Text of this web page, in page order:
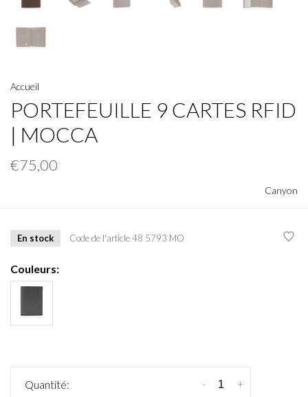
Accueil
PORTEFEUILLE 9 CARTES RFID
| MOCCA
€75,00
Canyon
En stock Code de l'article48 5793 MO
Couleurs:
Quantité: +
-